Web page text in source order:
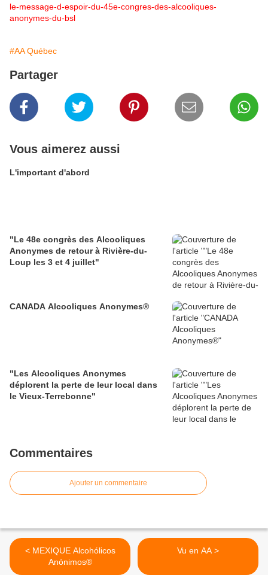
le-message-d-espoir-du-45e-congres-des-alcooliques-
anonymes-du-bsl
#AA Québec
Partager
Vous aimerez aussi
L'important d'abord
"Le 48e congrès des Alcooliques
Anonymes de retour à Rivière-du-
Loup les 3 et 4 juillet"
CANADA Alcooliques Anonymes®
"Les Alcooliques Anonymes
déplorent la perte de leur local dans
le Vieux-Terrebonne"
Commentaires
Ajouter un commentaire
< MEXIQUE Alcohólicos
Anónimos®
Vu en AA >